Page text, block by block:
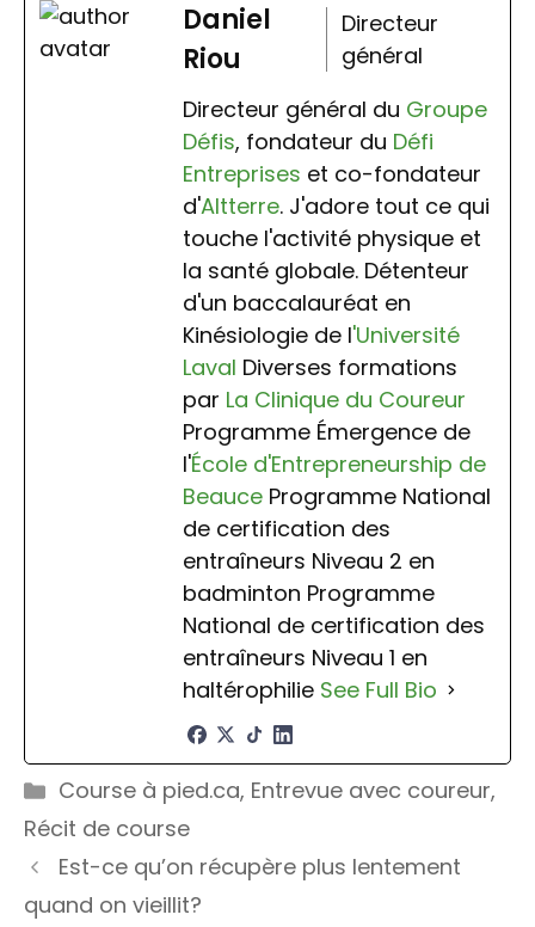
Daniel
Riou
Directeur
général
Directeur général du Groupe
Défis, fondateur du Défi
Entreprises et co-fondateur
d'Altterre. J'adore tout ce qui
touche l'activité physique et
la santé globale. Détenteur
d'un baccalauréat en
Kinésiologie de l'Université
Laval Diverses formations
par La Clinique du Coureur
Programme Émergence de
l'École d'Entrepreneurship de
Beauce Programme National
de certification des
entraîneurs Niveau 2 en
badminton Programme
National de certification des
entraîneurs Niveau 1 en
haltérophilie See Full Bio
Catégories
Course à pied.ca, Entrevue avec coureur,
Récit de course
Est-ce qu’on récupère plus lentement
quand on vieillit?